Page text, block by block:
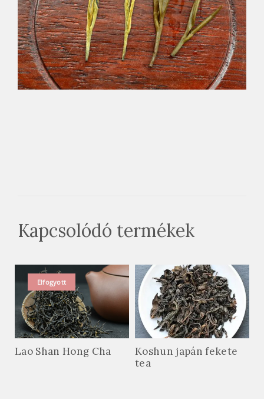
Kapcsolódó termékek
Elfogyott
Lao Shan Hong Cha
Koshun japán fekete
tea